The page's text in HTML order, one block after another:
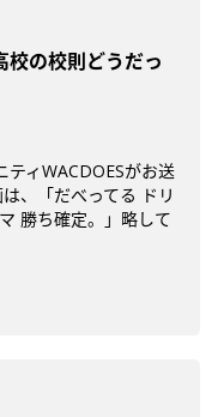
の校則どうだっ
ティWACDOESがお送
、「だべってる ドリ
勝ち確定。」略して